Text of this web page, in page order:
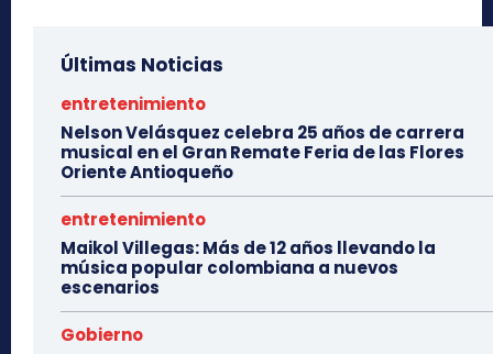
Últimas Noticias
entretenimiento
Nelson Velásquez celebra 25 años de carrera
musical en el Gran Remate Feria de las Flores
Oriente Antioqueño
entretenimiento
Maikol Villegas: Más de 12 años llevando la
música popular colombiana a nuevos
escenarios
Gobierno